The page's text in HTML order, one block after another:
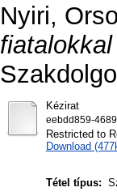
Nyiri,
Kézirat
eebdd859-
Restricted to
Download
Tétel típus: